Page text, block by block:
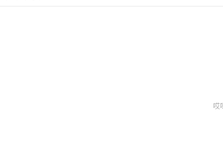
哎